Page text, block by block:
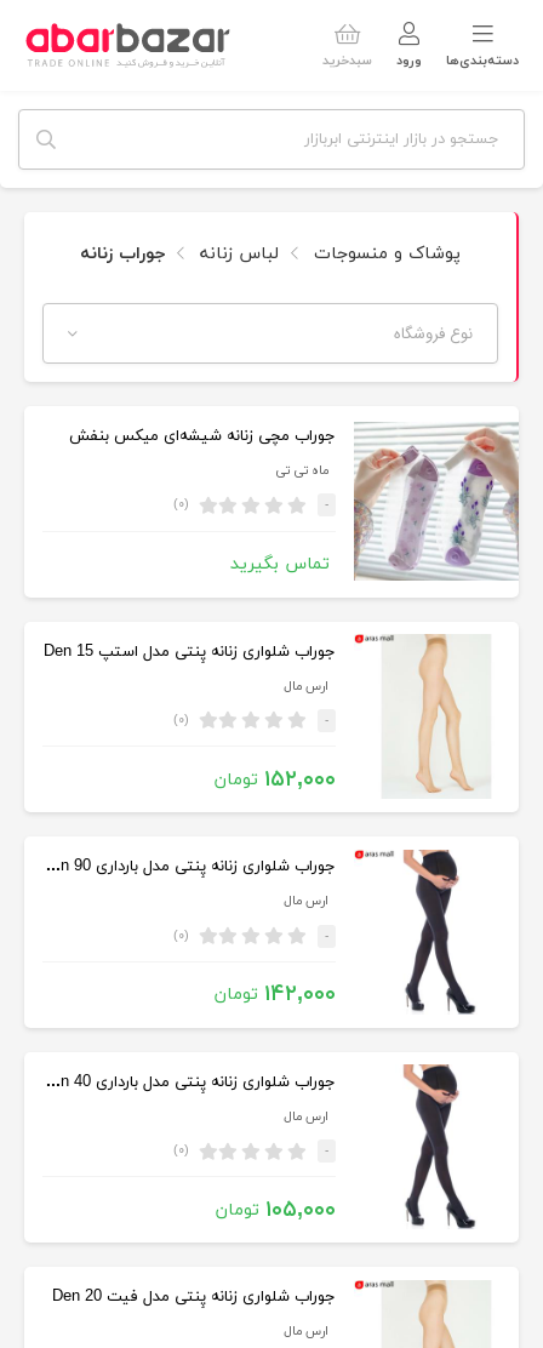
دسته‌بندی‌ها ورود سبدخرید
پوشاک و منسوجات لباس زنانه جوراب زنانه
نوع فروشگاه
جوراب مچی زنانه شیشه‌ای میکس بنفش
ماه تی تی
- (۰)
تماس بگیرید
جوراب شلواری زنانه پِنتی مدل استپ 15 Den
ارس مال
- (۰)
۱۵۲,۰۰۰ تومان
جوراب شلواری زنانه پِنتی مدل بارداری 90 Den
ارس مال
- (۰)
۱۴۲,۰۰۰ تومان
جوراب شلواری زنانه پِنتی مدل بارداری 40 Den
ارس مال
- (۰)
۱۰۵,۰۰۰ تومان
جوراب شلواری زنانه پِنتی مدل فیت 20 Den
ارس مال